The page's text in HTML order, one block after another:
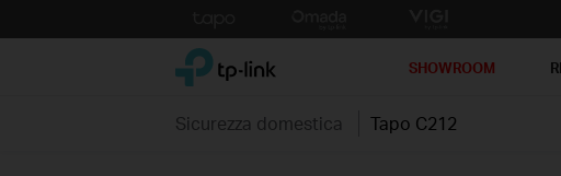
to
TP-Link, Reliably Smart SHOWROOM
Sicurezza domestica Tapo C212